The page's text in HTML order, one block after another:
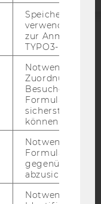
Speichert die
verwendete
zur Anmeldung
TYPO3-Backend.
Notwendig, um
Zuordnung von
Besucher zu
sicherstellen zu
können.
Notwendig, um
gegenüber
abzusichern.
Notwendig zur